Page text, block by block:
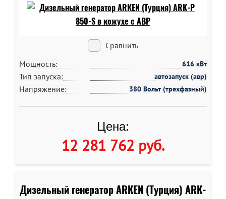
Сравнить
Мощность:
616 кВт
Тип запуска: автозапуск (авр)
Напряжение: 380 Вольт (трехфазный)
Цена:
12 281 762 руб.
Дизельный генератор ARKEN (Турция) ARK-